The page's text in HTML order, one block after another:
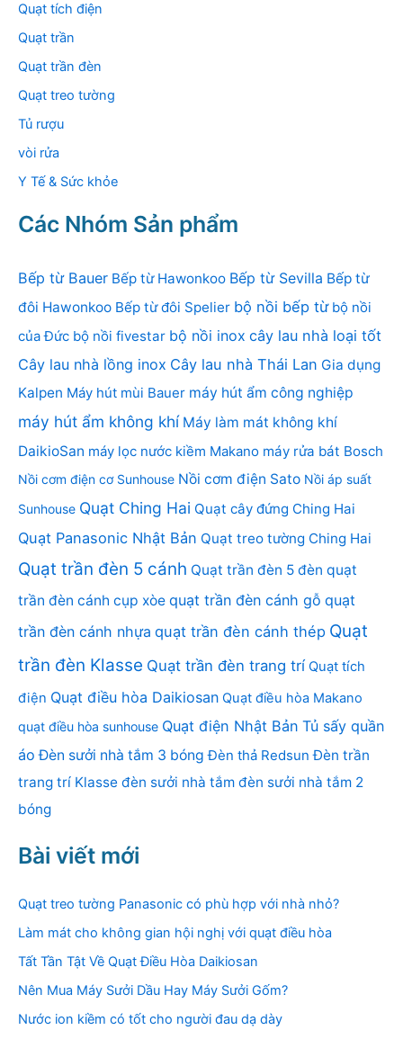
Quạt tích điện
Quạt trần
Quạt trần đèn
Quạt treo tường
Tủ rượu
vòi rửa
Y Tế & Sức khỏe
Các Nhóm Sản phẩm
Bếp từ Bauer Bếp từ Hawonkoo Bếp từ Sevilla Bếp từ
đôi Hawonkoo Bếp từ đôi Spelier bộ nồi bếp từ bộ nồi
của Đức bộ nồi fivestar bộ nồi inox cây lau nhà loại tốt
Cây lau nhà lồng inox Cây lau nhà Thái Lan Gia dụng
Kalpen Máy hút mùi Bauer máy hút ẩm công nghiệp
máy hút ẩm không khí Máy làm mát không khí
DaikioSan máy lọc nước kiềm Makano máy rửa bát Bosch
Nồi cơm điện cơ Sunhouse Nồi cơm điện Sato Nồi áp suất
Sunhouse Quạt Ching Hai Quạt cây đứng Ching Hai
Quạt Panasonic Nhật Bản Quạt treo tường Ching Hai
Quạt trần đèn 5 cánh Quạt trần đèn 5 đèn quạt
trần đèn cánh cụp xòe quạt trần đèn cánh gỗ quạt
trần đèn cánh nhựa quạt trần đèn cánh thép Quạt
trần đèn Klasse Quạt trần đèn trang trí Quạt tích
điện Quạt điều hòa Daikiosan Quạt điều hòa Makano
quạt điều hòa sunhouse Quạt điện Nhật Bản Tủ sấy quần
áo Đèn sưởi nhà tắm 3 bóng Đèn thả Redsun Đèn trần
trang trí Klasse đèn sưởi nhà tắm đèn sưởi nhà tắm 2
bóng
Bài viết mới
Quạt treo tường Panasonic có phù hợp với nhà nhỏ?
Làm mát cho không gian hội nghị với quạt điều hòa
Tất Tần Tật Về Quạt Điều Hòa Daikiosan
Nên Mua Máy Sưởi Dầu Hay Máy Sưởi Gốm?
Nước ion kiềm có tốt cho người đau dạ dày